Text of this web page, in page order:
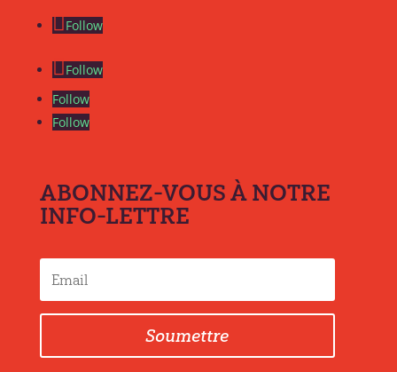
Follow
Follow
Follow
Follow
ABONNEZ-VOUS À NOTRE
INFO-LETTRE
Soumettre